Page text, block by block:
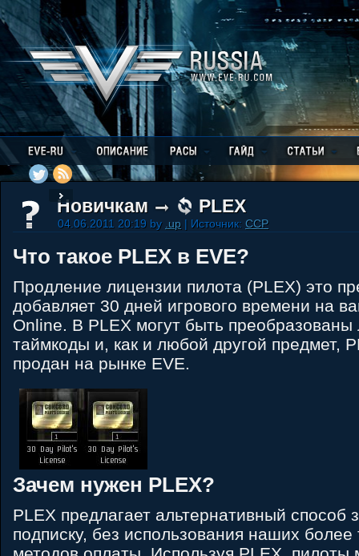
Новичкам PLEX
04.06.2011 20:19 by .up | Источник: CCP
Что такое PLEX в EVE?
Продление лицензии пилота (PLEX) это
добавляет 30 дней игрового времени на
Online. В PLEX могут быть
таймкоды и, как и любой другой предмет,
продан на рынке EVE.
Зачем нужен PLEX?
PLEX предлагает альтернативный способ
подписку, без использования наших